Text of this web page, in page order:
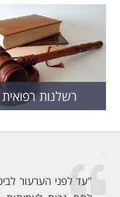
רשלנות רפואית
"עד לפני הערעור